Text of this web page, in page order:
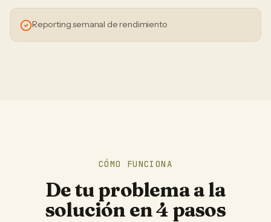
Reporting semanal de rendimiento
CÓMO FUNCIONA
De tu problema a la
solución en 4 pasos